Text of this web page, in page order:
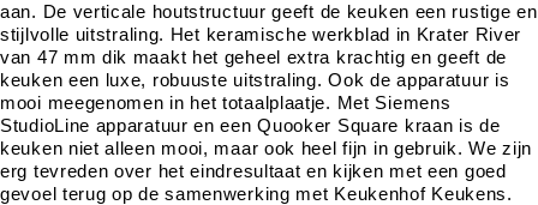
aan. De verticale houtstructuur geeft de keuken een rustige en
stijlvolle uitstraling. Het keramische werkblad in Krater River
van 47 mm dik maakt het geheel extra krachtig en geeft de
keuken een luxe, robuuste uitstraling. Ook de apparatuur is
mooi meegenomen in het totaalplaatje. Met Siemens
StudioLine apparatuur en een Quooker Square kraan is de
keuken niet alleen mooi, maar ook heel fijn in gebruik. We zijn
erg tevreden over het eindresultaat en kijken met een goed
gevoel terug op de samenwerking met Keukenhof Keukens.